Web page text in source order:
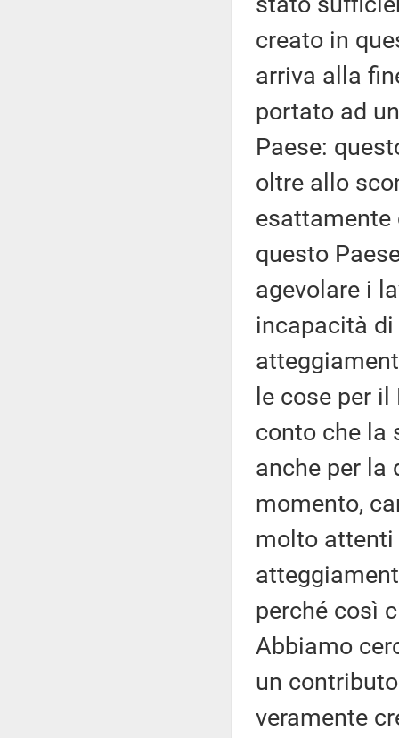
creato in
arriva alla
portato ad
Paese:
oltre allo
esattamente
questo
agevolare i
incapacità
le cose per
conto che la
anche per la
momento,
molto attenti
perché così
Abbiamo
un
veramente